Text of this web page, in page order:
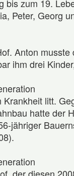
zum 19.
Peter, Georg
Anton
ihm drei
litt.
hatte der
jähriger